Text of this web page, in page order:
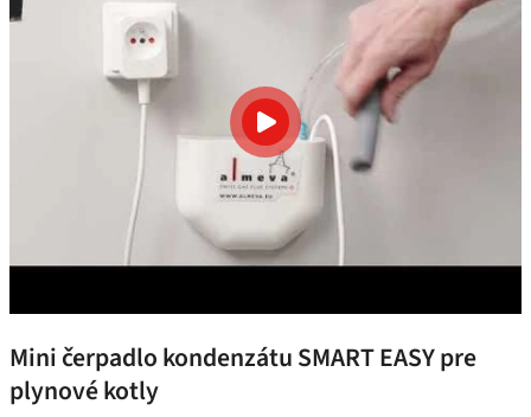
Mini čerpadlo kondenzátu SMART EASY pre
plynové kotly